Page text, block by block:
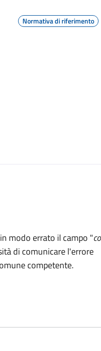
Normativa di riferimento
modo errato il campo "
di comunicare l'errore
competente.